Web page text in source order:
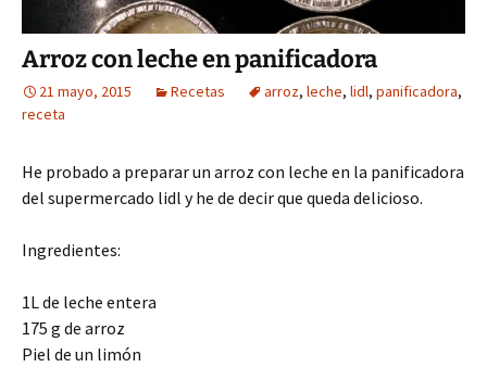
Arroz con leche en panificadora
21 mayo, 2015 Recetas arroz, leche, lidl, panificadora,
receta
He probado a preparar un arroz con leche en la panificadora
del supermercado lidl y he de decir que queda delicioso.
Ingredientes:
1L de leche entera
175 g de arroz
Piel de un limón